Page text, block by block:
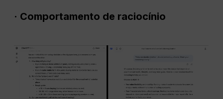
· Comportamento de raciocínio